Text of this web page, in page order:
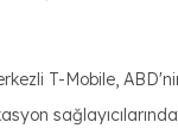
T-Mobile,